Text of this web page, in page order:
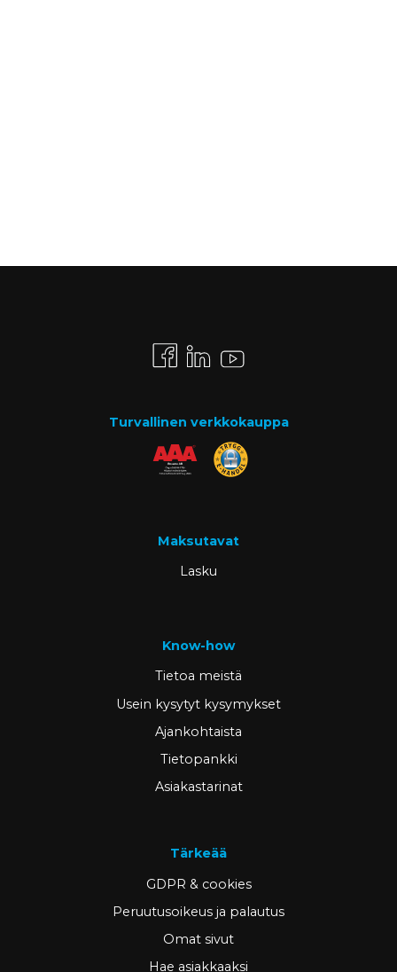
Turvallinen verkkokauppa
Maksutavat
Lasku
Know-how
Tietoa meistä
Usein kysytyt kysymykset
Ajankohtaista
Tietopankki
Asiakastarinat
Tärkeää
GDPR & cookies
Peruutusoikeus ja palautus
Omat sivut
Hae asiakkaaksi